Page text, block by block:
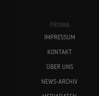
PRISMA
IMPRESSUM
KONTAKT
ÜBER UNS
NEWS-ARCHIV